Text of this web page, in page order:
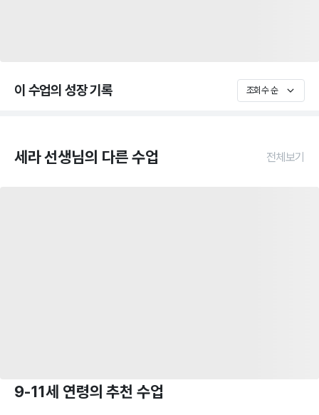
이 수업의 성장 기록 조회수 순
세라 선생님의 다른 수업 전체보기
9-11세 연령의 추천 수업